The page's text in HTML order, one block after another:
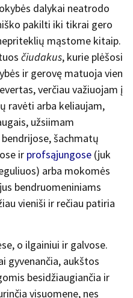
dalykai neatrodo
pakilti iki tikrai gero
mąstome kitaip.
čiudakus, kurie plėšosi
ir gerovę matuoja vien
verčiau važiuojam į
ravėti arba keliaujam,
užsiimam
šachmatų
ir profsąjungose (juk
arba mokomės
bendruomeniniams
vieniši ir rečiau patiria
o ilgainiui ir galvose.
gyvenančia, aukštos
besidžiaugiančia ir
visuomene, nes